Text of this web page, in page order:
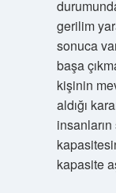
gerilim
sonuca
başa
kişinin
aldığı
insanların
kapasite